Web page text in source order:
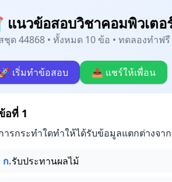
แนวข้อสอบวิชาคอมพิวเตอ
ชุด 44868 • ทั้งหมด 10 ข้อ • ทดลองทำฟ
เริ่มทำข้อสอบ 📤 แชร์ให้เพื่อน
อที่ 1
ารกระทำใดทำให้ได้รับข้อมูลแตกต่างจา
ก.รับประทานผลไม้